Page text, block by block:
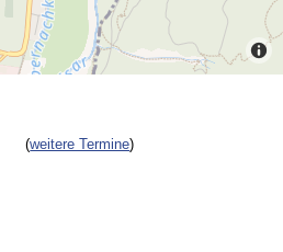
(weitere Termine)